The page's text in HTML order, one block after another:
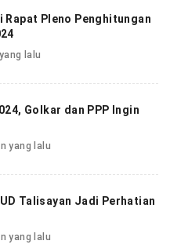
Rapat Pleno Penghitungan
lalu
Golkar dan PPP Ingin
yang lalu
Talisayan Jadi Perhatian
yang lalu